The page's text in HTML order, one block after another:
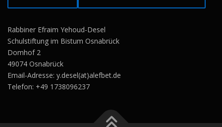
Rabbiner Efraim Yehoud-Desel
Schulstiftung im Bistum Osnabrück
Domhof 2
49074 Osnabrück
Email-Adresse: y.desel(at)alefbet.de
Telefon: +49 1738096237